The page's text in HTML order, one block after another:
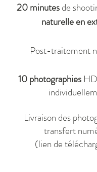
Carte et Bon cadeau séance &
20 minutesde
naturelle en
Post-traitement
10 photographiesHD
Livraison des
transfert
(lien de